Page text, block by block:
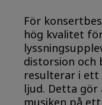
För
hög kvalitet
distorsion och
resulterar i ett
ljud. Detta gör